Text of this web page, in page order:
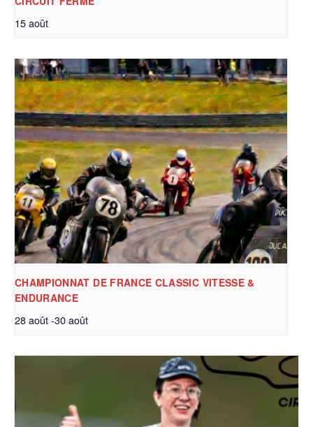
15 août
CHAMPIONNAT DE FRANCE CLASSIC VITESSE &
ENDURANCE
28 août-30 août